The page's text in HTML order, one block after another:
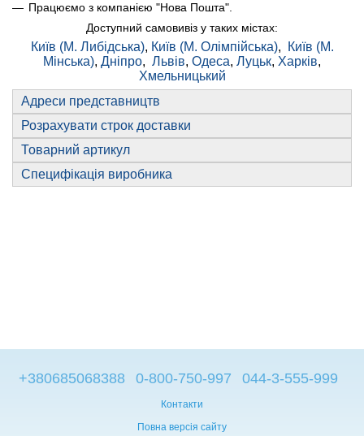
Працюємо з компанією "Нова Пошта".
Доступний самовивіз у таких містах:
Київ (М. Либідська), Київ (М. Олімпійська),
Київ (М.
Мінська), Дніпро, Львів, Одеса, Луцьк, Харків,
Хмельницький
Адреси представництв
Розрахувати строк доставки
Товарний артикул
Специфікація виробника
+380685068388 0-800-750-997 044-3-555-999
Контакти
Повна версія сайту